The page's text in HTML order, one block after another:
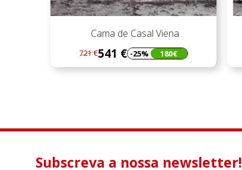
Cama de Casal Viena
Regular
preço
721 €541 €
Preço -25% 180€
Subscreva a nossa newsletter!